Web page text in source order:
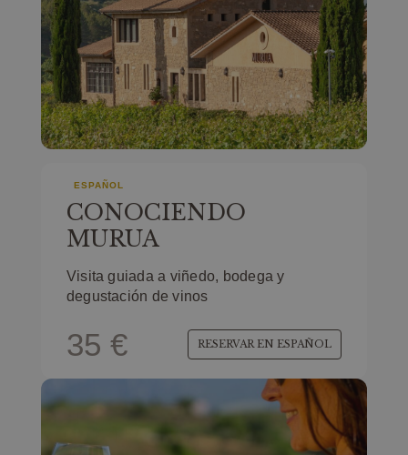
ESPAÑOL
CONOCIENDO
MURUA
Visita guiada a viñedo, bodega y
degustación de vinos
35 € RESERVAR EN ESPAÑOL